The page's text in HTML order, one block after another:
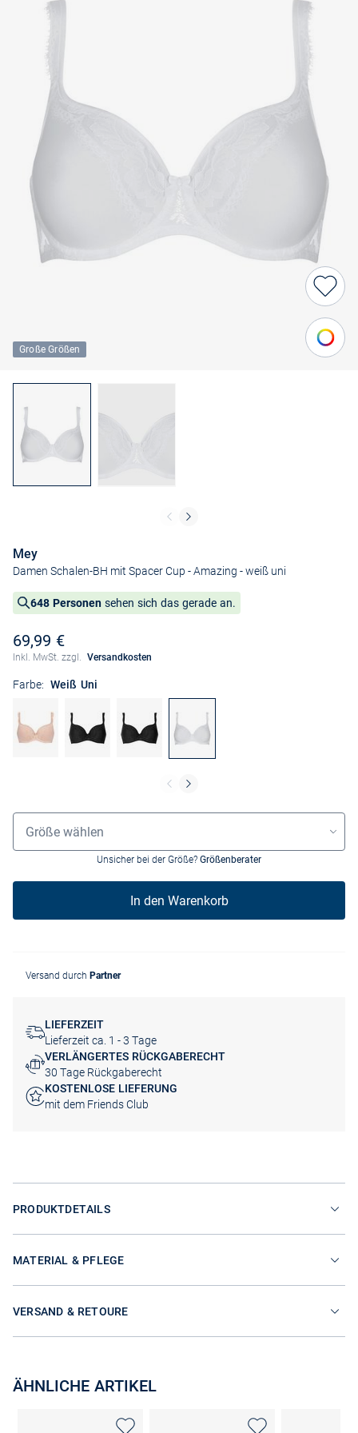
Große Größen
Mey
Damen Schalen-BH mit Spacer Cup - Amazing - weiß uni
648 Personen sehen sich das gerade an.
69,99 €
Inkl. MwSt. zzgl. Versandkosten
Farbe: Weiß Uni
Größenauswahl
Größe wählen
Unsicher bei der Größe? Größenberater
In den Warenkorb
Versand durch Partner
LIEFERZEIT
Lieferzeit ca. 1 - 3 Tage
VERLÄNGERTES RÜCKGABERECHT
30 Tage Rückgaberecht
KOSTENLOSE LIEFERUNG
mit dem Friends Club
PRODUKTDETAILS
MATERIAL & PFLEGE
VERSAND & RETOURE
ÄHNLICHE ARTIKEL